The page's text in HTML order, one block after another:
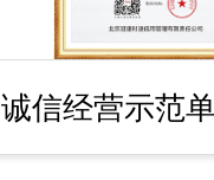
诚信经营示范